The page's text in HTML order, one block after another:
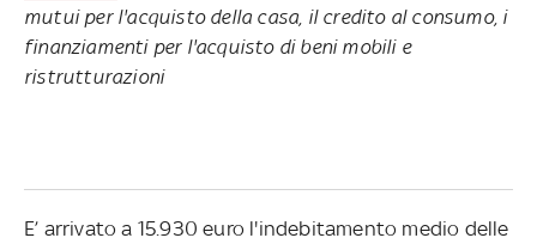
mutui per l'acquisto della casa, il credito al consumo, i
finanziamenti per l'acquisto di beni mobili e
ristrutturazioni
E’ arrivato a 15.930 euro l'indebitamento medio delle